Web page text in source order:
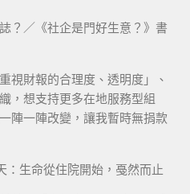
？／《社企是門好生意？》書
視財報的合理度、透明度」、
，想支持更多在地服務型組
陣一陣改變，讓我暫時無捐款
：生命從住院開始，戞然而止